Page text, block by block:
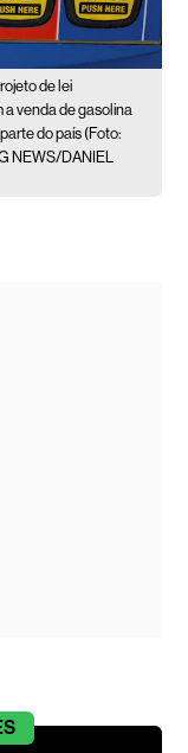
de lei
a venda de gasolina
do país (Foto:
NEWS/DANIEL